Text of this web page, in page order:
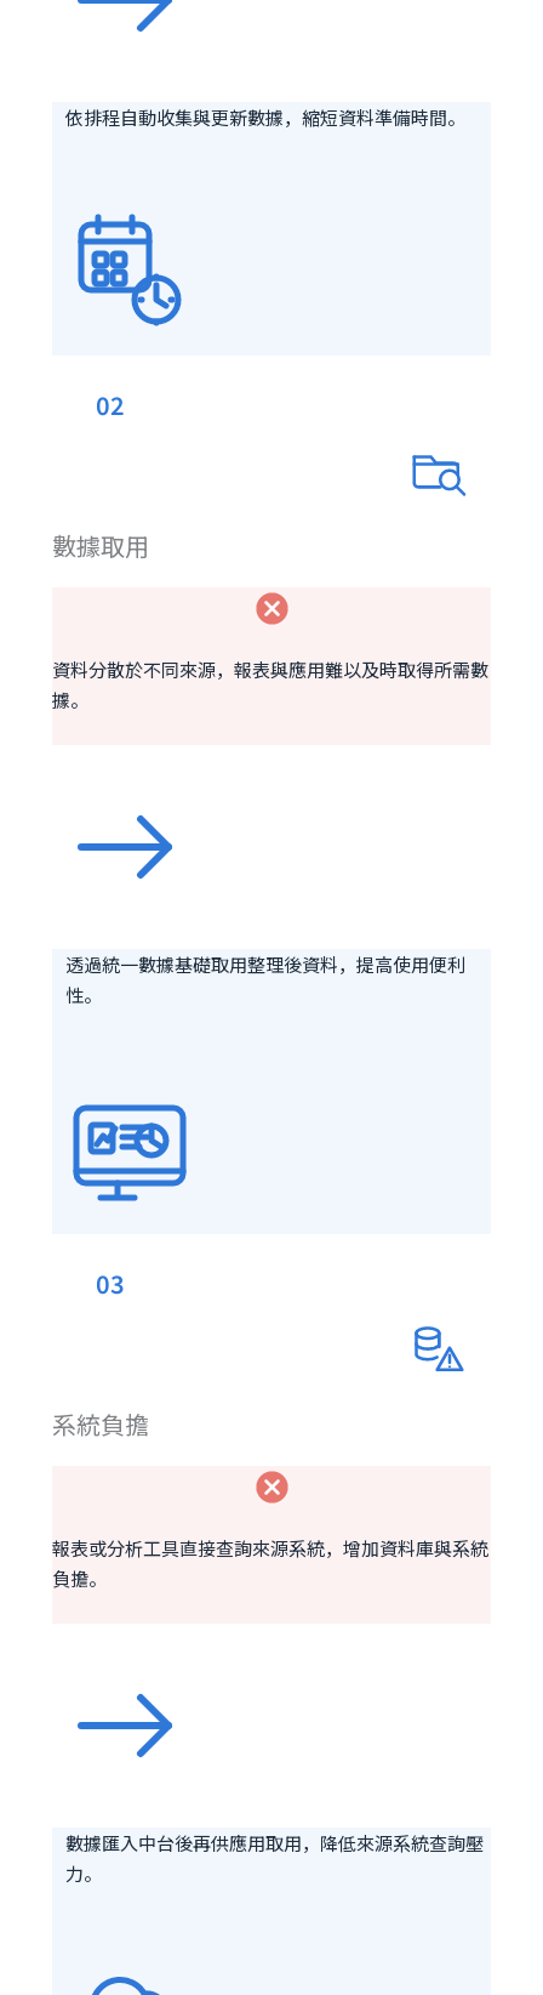
依排程自動收集與更新數據，縮短資料準備時間。
02
數據取用
資料分散於不同來源，報表與應用難以及時取得所需數
據。
透過統一數據基礎取用整理後資料，提高使用便利
性。
03
系統負擔
報表或分析工具直接查詢來源系統，增加資料庫與系統
負擔。
數據匯入中台後再供應用取用，降低來源系統查詢壓
力。